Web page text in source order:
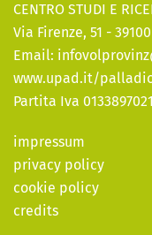
CENTRO STUDI E
Via Firenze, 51 -
Email:
www.upad.it/
Partita Iva
impressum
privacy policy
cookie policy
credits